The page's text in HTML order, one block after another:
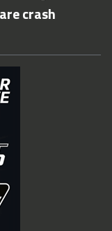
crash